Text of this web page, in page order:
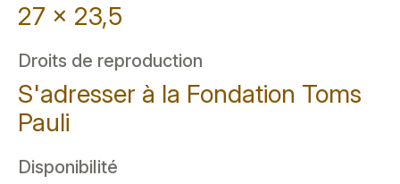
27 x 23,5
Droits de reproduction
S'adresser à la Fondation Toms
Pauli
Disponibilité